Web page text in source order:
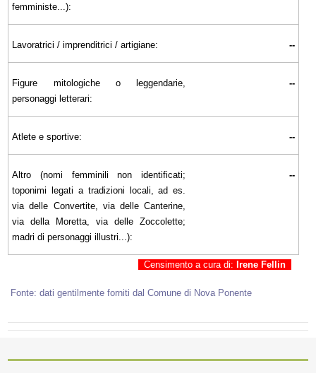
femministe...):
Lavoratrici / imprenditrici / artigiane: --
Figure mitologiche o leggendarie,
personaggi letterari:
--
Atlete e sportive: --
Altro (nomi femminili non identificati;
toponimi legati a tradizioni locali, ad es.
via delle Convertite, via delle Canterine,
via della Moretta, via delle Zoccolette;
madri di personaggi illustri...):
--
Censimento a cura di: Irene Fellin
Fonte: dati gentilmente forniti dal Comune di Nova Ponente